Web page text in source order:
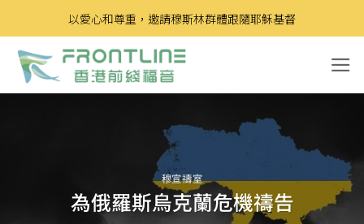
to
content
以愛心和尊重，邀請穆斯林群體跟隨耶穌基督
穆宣禱室
為俄羅斯烏克蘭危機禱告